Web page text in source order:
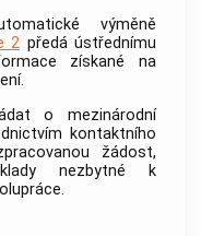
výměně
2 předá ústřednímu
získané na
o mezinárodní
kontaktního
žádost,
nezbytné k
.